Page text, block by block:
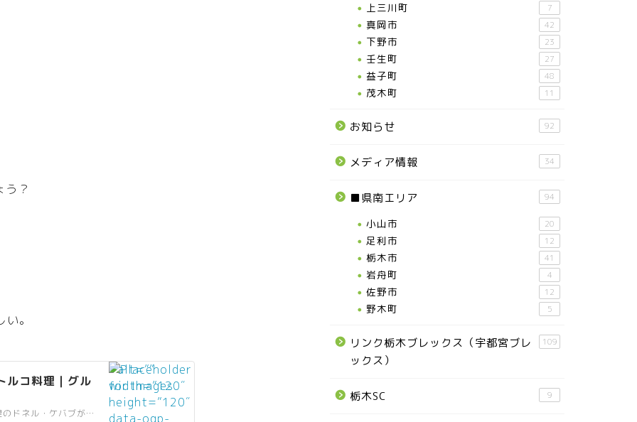
う？
い。
コ料理｜グル
東京大学の本郷キャンパスの学食にこの4月、トルコ料理のドネル・ケバブが登場し、話題を呼んでいる。ドネルは回転する、ケバブは焼いた肉のこと。長い串に牛や羊などの薄切り肉を刺して回転させながら焼くもので、東京の街角でもこれを売る店や移動販売車…
” alt=””
width=”120″
height=”120″
data-ogp-
上三川町 7
真岡市 42
下野市 23
壬生町 27
益子町 48
茂木町 11
お知らせ 92
メディア情報 34
■県南エリア 94
小山市 20
足利市 12
栃木市 41
岩舟町 4
佐野市 12
野木町 5
リンク栃木ブレックス（宇都宮ブレ
ックス）
109
栃木SC 9